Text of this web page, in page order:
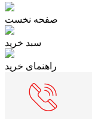
صفحه نخست
سبد خرید
راهنمای خرید